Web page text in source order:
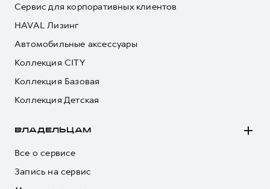
Сервис для корпоративных клиентов
HAVAL Лизинг
Автомобильные аксессуары
Коллекция CITY
Коллекция Базовая
Коллекция Детская
ВЛАДЕЛЬЦАМ
Все о сервисе
Запись на сервис